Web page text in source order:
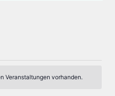
Veranstaltungen vorhanden.